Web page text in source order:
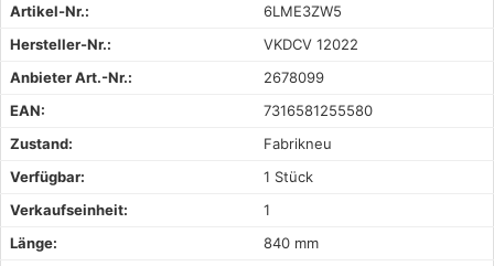
Artikel-Nr.:
6LME3ZW5
Hersteller-Nr.:
VKDCV 12022
Anbieter Art.-Nr.:
2678099
EAN:
7316581255580
Zustand:
Fabrikneu
Verfügbar:
1 Stück
Verkaufseinheit:
1
Länge:
840 mm